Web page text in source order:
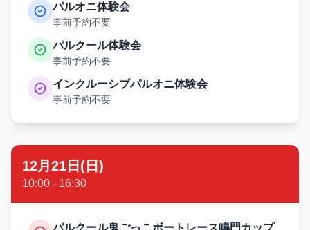
パルオニ体験会
事前予約不要
パルクール体験会
事前予約不要
インクルーシブパルオニ体験会
事前予約不要
12月21日(日)
10:00 - 16:30
パルクール鬼ごっこボートレース鳴門カップ